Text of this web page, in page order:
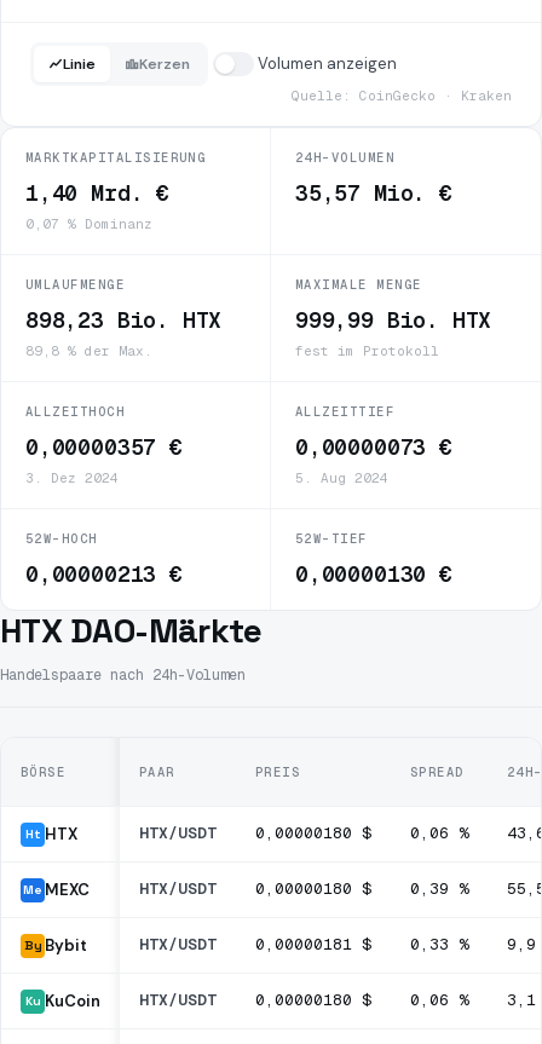
Linie Kerzen Volumen anzeigen
Quelle: CoinGecko · Kraken
MARKTKAPITALISIERUNG
1,40 Mrd. €
0,07 % Dominanz
24H-VOLUMEN
35,57 Mio. €
UMLAUFMENGE
898,23 Bio. HTX
89,8 % der Max.
MAXIMALE MENGE
999,99 Bio. HTX
fest im Protokoll
ALLZEITHOCH
0,00000357 €
3. Dez 2024
ALLZEITTIEF
0,00000073 €
5. Aug 2024
52W-HOCH
0,00000213 €
52W-TIEF
0,00000130 €
HTX DAO-Märkte
Handelspaare nach 24h-Volumen
BÖRSE PAAR PREIS SPREAD 24H-
Ht HTX HTX/USDT 0,00000180 $ 0,06 %
Me MEXC HTX/USDT 0,00000180 $ 0,39 %
By Bybit HTX/USDT 0,00000181 $ 0,33 % 9,9
Ku KuCoin HTX/USDT 0,00000180 $ 0,06 % 3,1